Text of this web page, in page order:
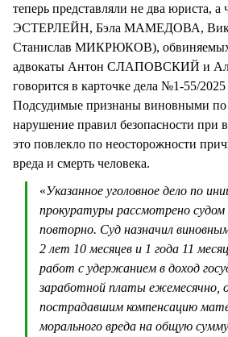
теперь представляли не два юриста, а
ЭСТЕРЛЕЙН, Бэла МАМЕДОВА,
Станислав МИКРЮКОВ),
адвокаты Антон СЛАПОВСКИЙ и
говорится в карточке дела №1-55/
Подсудимые признаны виновными
нарушение правил безопасности при
это повлекло по неосторожности
вреда и смерть человека.
«Указанное уголовное дело по
прокуратуры рассмотрено
повторно. Суд назначил
2 лет 10 месяцев и 1 года 11
работ с удержанием в доход
заработной платы ежемесячно,
пострадавшим компенсацию
морального вреда на общую